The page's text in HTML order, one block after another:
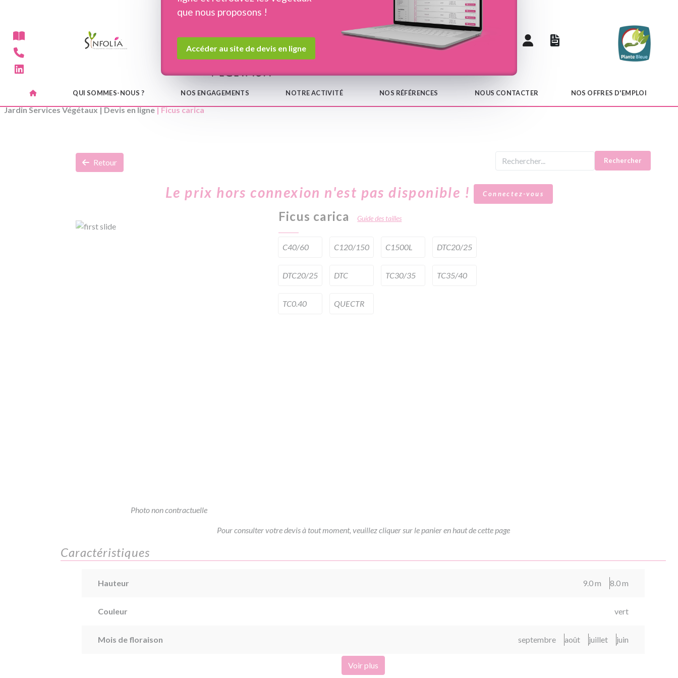
Devis en ligne Notre catalogue
QUI SOMMES-NOUS ? NOS ENGAGEMENTS NOTRE ACTIVITÉ NOS RÉFÉRENCES NOUS CONTACTER NOS OFFRES D'EMPLOI
que nous proposons !
Accéder au site de devis en ligne
Jardin Services Végétaux|Devis en ligne| Ficus carica
Retour Rechercher
Le prix hors connexion n'est pas disponible ! Connectez-vous
Photo non contractuelle
Ficus carica Guide des tailles
C40/60 C120/150 C1500L DTC20/25
DTC20/25 DTC TC30/35 TC35/40
TC0.40 QUECTR
Pour consulter votre devis à tout moment, veuillez cliquer sur le panier en haut de cette page
Caractéristiques
Hauteur 9.0 m 8.0 m
Couleur vert
Mois de floraison septembre août juillet juin
Voir plus